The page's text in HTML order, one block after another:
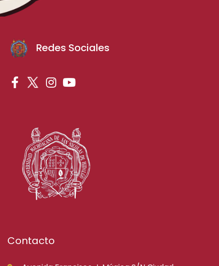
Redes Sociales
Contacto